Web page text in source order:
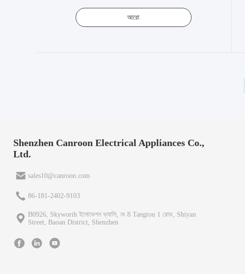
আরো
Shenzhen Canroon Electrical Appliances Co.,
Ltd.
sales10@canroon.com
86-181-2402-9103
B0926, Skyworth ইনোভেশন ভ্যালি, নং 8 Tangtou 1 রোড, Shiyan
Street, Baoan District, Shenzhen